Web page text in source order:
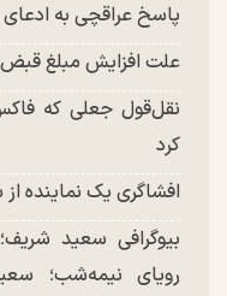
پاسخ عراقچی به ادعای سهم ۱۱ درصدی
علت افزایش مبلغ قبض
نقل‌قول جعلی که
کرد
افشاگری یک نماینده
بیوگرافی سعید
رویای نیمه‌شب؛